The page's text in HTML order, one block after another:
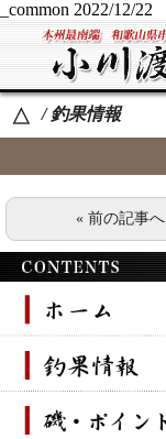
_common 2022/12/22
△ / 釣果情報
« 前の記事へ